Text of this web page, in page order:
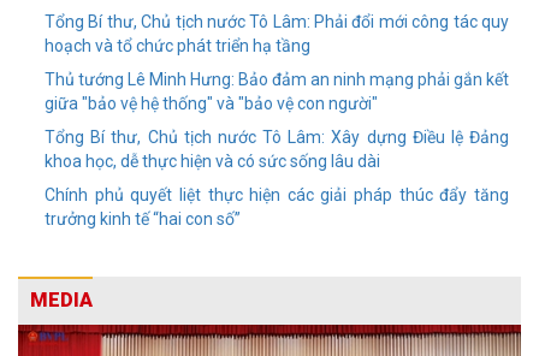
Tổng Bí thư, Chủ tịch nước Tô Lâm: Phải đổi mới công tác quy
hoạch và tổ chức phát triển hạ tầng
Thủ tướng Lê Minh Hưng: Bảo đảm an ninh mạng phải gắn kết
giữa "bảo vệ hệ thống" và "bảo vệ con người"
Tổng Bí thư, Chủ tịch nước Tô Lâm: Xây dựng Điều lệ Đảng
khoa học, dễ thực hiện và có sức sống lâu dài
Chính phủ quyết liệt thực hiện các giải pháp thúc đẩy tăng
trưởng kinh tế “hai con số”
MEDIA